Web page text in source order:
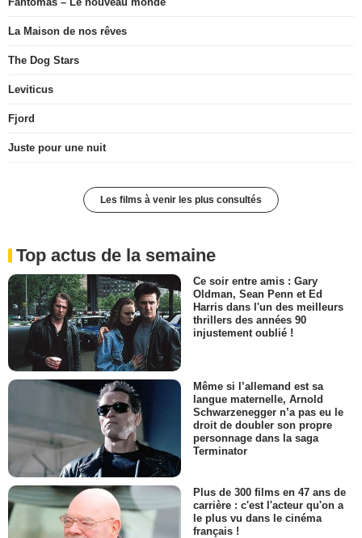
La Maison de nos rêves
The Dog Stars
Leviticus
Fjord
Juste pour une nuit
Les films à venir les plus consultés
Top actus de la semaine
Ce soir entre amis : Gary
Oldman, Sean Penn et Ed
Harris dans l'un des meilleurs
thrillers des années 90
injustement oublié !
Même si l’allemand est sa
langue maternelle, Arnold
Schwarzenegger n’a pas eu le
droit de doubler son propre
personnage dans la saga
Terminator
Plus de 300 films en 47 ans de
carrière : c'est l'acteur qu'on a
le plus vu dans le cinéma
français !